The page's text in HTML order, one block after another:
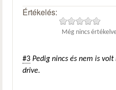
Értékelés:
Még nincs
#3 Pedig nincs és nem is
drive.